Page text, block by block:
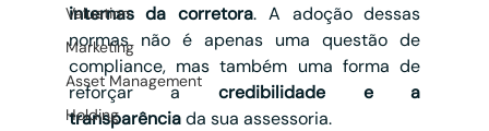
Valuation
Marketing
Asset Management
Holding
internas da corretora. A adoção dessas
normas não é apenas uma questão de
compliance, mas também uma forma de
reforçar a credibilidade e a
transparência da sua assessoria.